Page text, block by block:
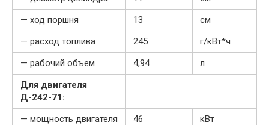
— ход поршня
13
см
— расход топлива
245
г/кВт*ч
— рабочий объем
4,94
л
Для двигателя
Д-242-71:
— мощность двигателя
46
кВт